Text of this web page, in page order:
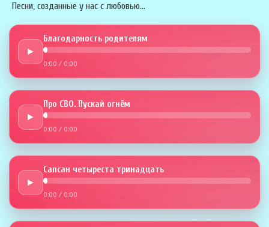
Песни, созданные у нас с любовью...
►
Благодарность родителям
0:00 / 0:00
►
Про СВО. Пускай огнём
0:00 / 0:00
►
Сапсан четыреста тринадцать
0:00 / 0:00